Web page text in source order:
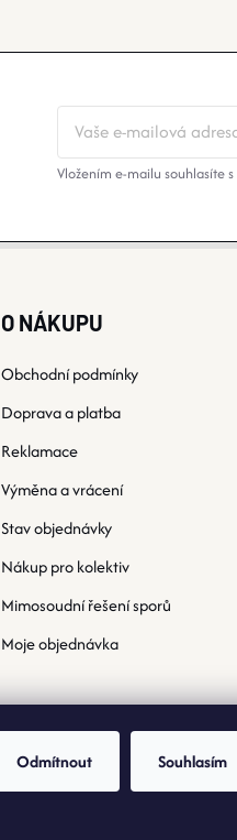
Odmítnout Souhlasím
Vložením e-mailu souhlasíte s
O NÁKUPU
Obchodní podmínky
Doprava a platba
Reklamace
Výměna a vrácení
Stav objednávky
Nákup pro kolektiv
Mimosoudní řešení sporů
Moje objednávka